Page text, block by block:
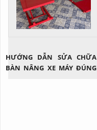
HƯỚNG DẪN SỬA CHỮA
BÀN NÂNG XE MÁY ĐÚNG